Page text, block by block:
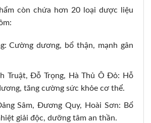
còn chứa hơn 20 loại dược liệu
Cường dương, bổ thận, mạnh gân
Truật, Đỗ Trọng, Hà Thủ Ô Đỏ: Hỗ
tăng cường sức khỏe cơ thể.
Sâm, Đương Quy, Hoài Sơn: Bổ
giải độc, dưỡng tâm an thần.